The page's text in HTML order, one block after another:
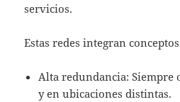
servicios.
Estas redes integran
Alta redundancia: Siempre
y en ubicaciones distintas.